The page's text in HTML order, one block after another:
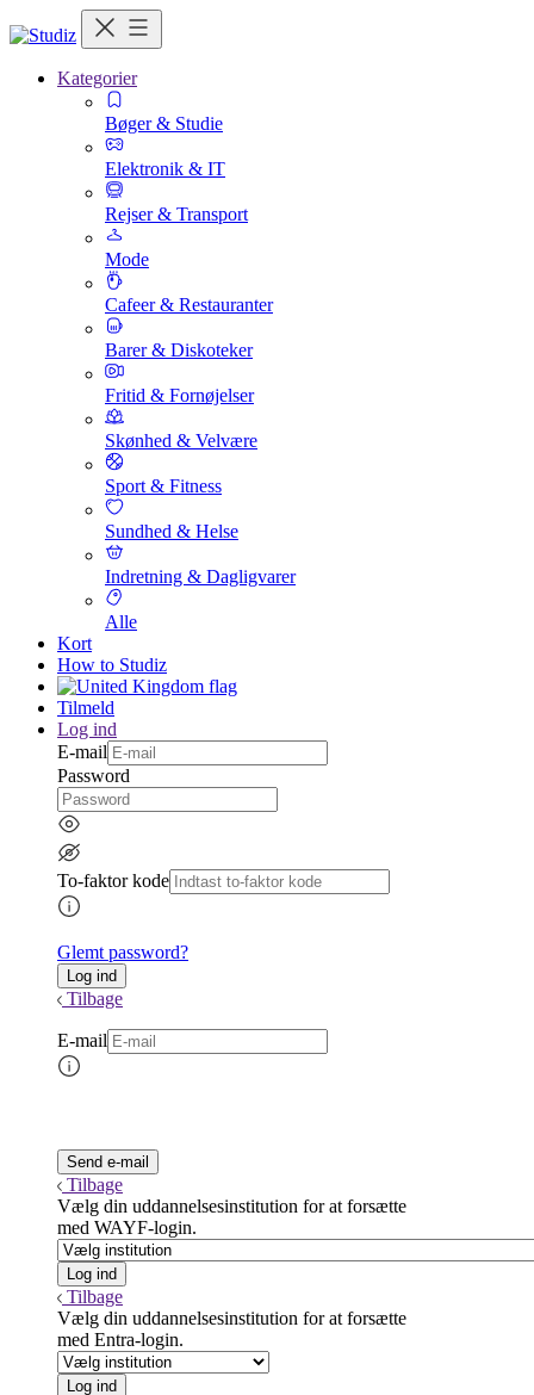
Kategorier
Bøger & Studie
Elektronik & IT
Rejser & Transport
Mode
Cafeer & Restauranter
Barer & Diskoteker
Fritid & Fornøjelser
Skønhed & Velvære
Sport & Fitness
Sundhed & Helse
Indretning & Dagligvarer
Alle
Kort
How to Studiz
Tilmeld
Log ind
E-mail
Password
To-faktor kode
Glemt password?
Tilbage
E-mail
Tilbage
Vælg din uddannelsesinstitution for at forsætte
med WAYF-login.
Tilbage
Vælg din uddannelsesinstitution for at forsætte
med Entra-login.